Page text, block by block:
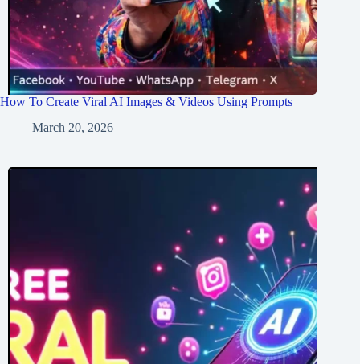
How To Create Viral AI Images & Videos Using Prompts
March 20, 2026